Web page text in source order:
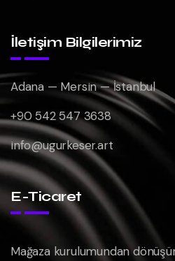
İletişim Bilgilerimiz
Adana — Mersin — İstanbul
+90 542 547 3638
info@ugurkeser.art
E-Ticaret
Mağaza kurulumundan